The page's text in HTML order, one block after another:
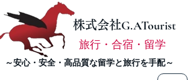
株式会社G.ATourist
旅行・合宿・留学
​～安心・安全・高品質な留学と旅行を手配～